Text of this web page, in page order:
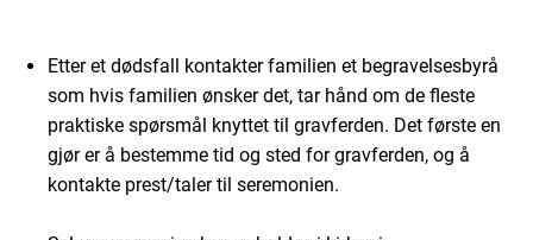
Etter et dødsfall kontakter familien et begravelsesbyrå
som hvis familien ønsker det, tar hånd om de fleste
praktiske spørsmål knyttet til gravferden. Det første en
gjør er å bestemme tid og sted for gravferden, og å
kontakte prest/taler til seremonien.